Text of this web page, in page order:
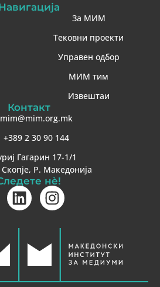
За МИМ
Тековни проекти
Управен одбор
МИМ тим
Извештаи
Контакт
mim@mim.org.mk
+389 2 30 90 144
Гагарин 17-1/1
Скопје, Р. Македонија
нè!